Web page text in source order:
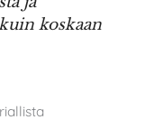
koskaan